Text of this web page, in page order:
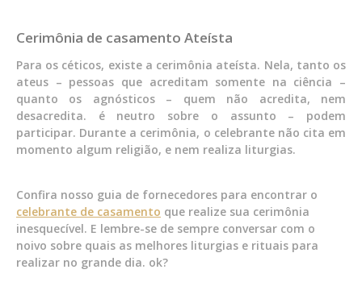
Cerimônia de casamento Ateísta
Para os céticos, existe a cerimônia ateísta. Nela, tanto os
ateus – pessoas que acreditam somente na ciência –
quanto os agnósticos – quem não acredita, nem
desacredita. é neutro sobre o assunto – podem
participar. Durante a cerimônia, o celebrante não cita em
momento algum religião, e nem realiza liturgias.
Confira nosso guia de fornecedores para encontrar o
celebrante de casamento que realize sua cerimônia
inesquecível. E lembre-se de sempre conversar com o
noivo sobre quais as melhores liturgias e rituais para
realizar no grande dia. ok?